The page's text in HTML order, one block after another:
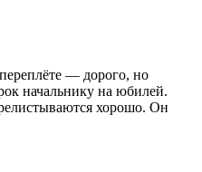
— дорого, но
начальнику на юбилей.
хорошо. Он